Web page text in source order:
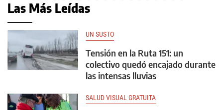
Las Más Leídas
UN SUSTO
Tensión en la Ruta 151: un
colectivo quedó encajado durante
las intensas lluvias
SALUD VISUAL GRATUITA